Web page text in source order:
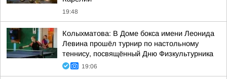
19:48
Колыхматова: В Доме бокса имени Леонида
Левина прошёл турнир по настольному
теннису, посвящённый Дню Физкультурника
19:06